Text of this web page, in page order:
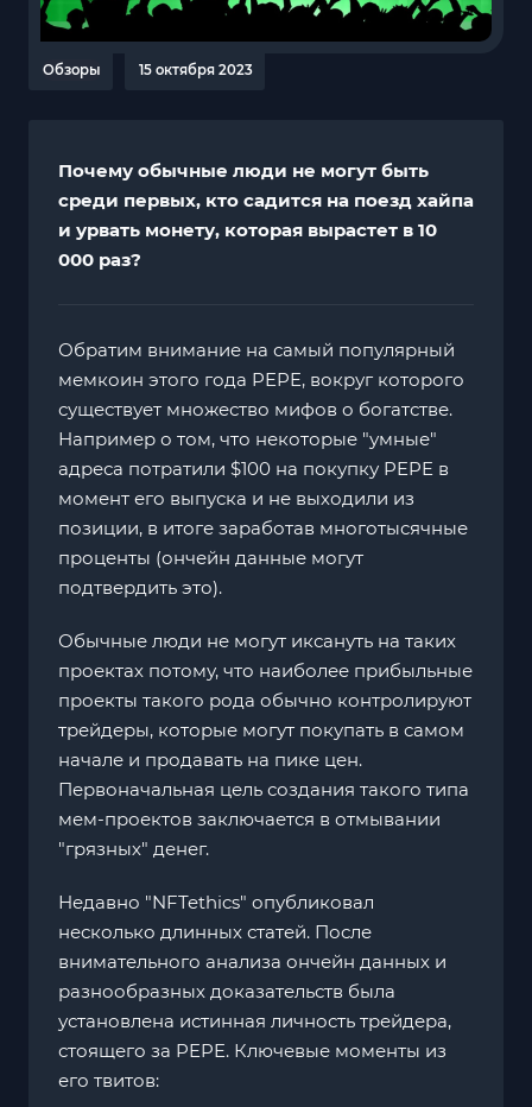
Обзоры 15 октября 2023
Почему обычные люди не могут быть
среди первых, кто садится на поезд хайпа
и урвать монету, которая вырастет в 10
000 раз?
Обратим внимание на самый популярный
мемкоин этого года PEPE, вокруг которого
существует множество мифов о богатстве.
Например о том, что некоторые "умные"
адреса потратили $100 на покупку PEPE в
момент его выпуска и не выходили из
позиции, в итоге заработав многотысячные
проценты (ончейн данные могут
подтвердить это).
Обычные люди не могут иксануть на таких
проектах потому, что наиболее прибыльные
проекты такого рода обычно контролируют
трейдеры, которые могут покупать в самом
начале и продавать на пике цен.
Первоначальная цель создания такого типа
мем-проектов заключается в отмывании
"грязных" денег.
Недавно "NFTethics" опубликовал
несколько длинных статей. После
внимательного анализа ончейн данных и
разнообразных доказательств была
установлена истинная личность трейдера,
стоящего за PEPE. Ключевые моменты из
его твитов: